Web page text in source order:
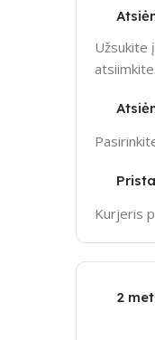
Užsukite
Kurjeris
2